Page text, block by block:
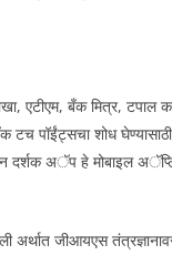
एटीएम, बँक मित्र, टपाल
टच पॉईंट्सचा शोध
दर्शक अॅप हे मोबाइल
अर्थात जीआयएस